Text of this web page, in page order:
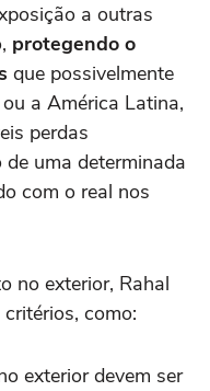
a outras
protegendo o
que possivelmente
a América Latina,
perdas
uma determinada
com o real nos
no exterior, Rahal
como:
exterior devem ser